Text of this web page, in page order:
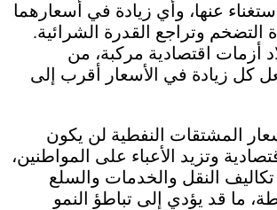
عنها، وأي زيادة في أسعارهما
وتراجع القدرة الشرائية.
أزمات اقتصادية مركبة، من
كل زيادة في الأسعار أقرب إلى
المشتقات النفطية لن يكون
وتزيد الأعباء على المواطنين،
النقل والخدمات والسلع
ما قد يؤدي إلى تباطؤ النمو